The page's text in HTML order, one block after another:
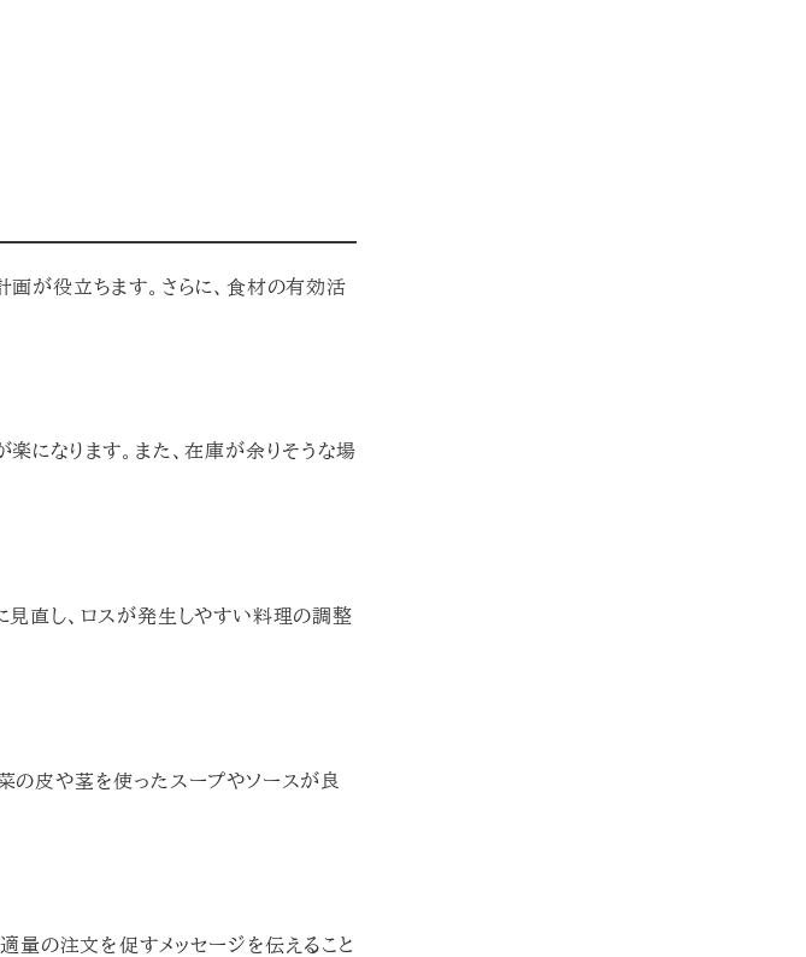
画が役立ちます。さらに、食材の有効活
になります。また、在庫が余りそうな場
見直し、ロスが発生しやすい料理の調整
の皮や茎を使ったスープやソースが良
量の注文を促すメッセージを伝えること